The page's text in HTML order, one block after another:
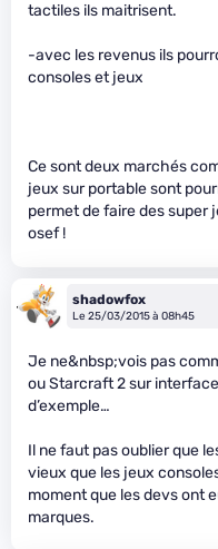
tactiles ils maitrisent.
-avec les revenus ils
consoles et jeux
Ce sont deux marchés
jeux sur portable sont
permet de faire des super
osef !
shadowfox
Le 25/03/2015 à 08h45
Je ne&nbsp;vois pas
ou Starcraft 2 sur
d’exemple…
Il ne faut pas oublier que
vieux que les jeux
moment que les devs ont
marques.